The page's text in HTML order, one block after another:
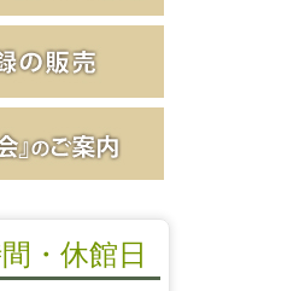
・休館日